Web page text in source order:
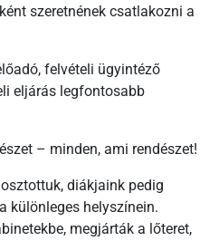
szeretnének csatlakozni a
felvételi ügyintéző
eljárás legfontosabb
– minden, ami rendészet!
diákjaink pedig
különleges helyszínein.
megjárták a lőteret,